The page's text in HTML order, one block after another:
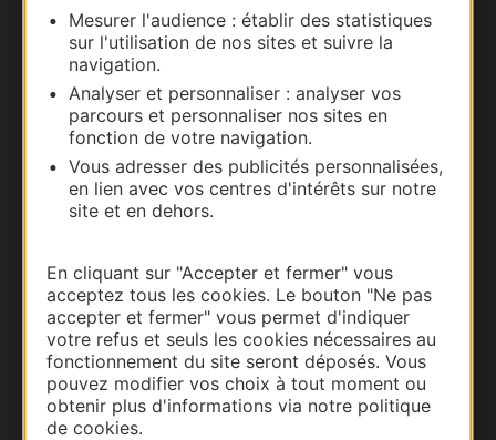
Mesurer l'audience : établir des statistiques
sur l'utilisation de nos sites et suivre la
navigation.
Analyser et personnaliser : analyser vos
parcours et personnaliser nos sites en
fonction de votre navigation.
Vous adresser des publicités personnalisées,
en lien avec vos centres d'intérêts sur notre
site et en dehors.
En cliquant sur "Accepter et fermer" vous
acceptez tous les cookies. Le bouton "Ne pas
accepter et fermer" vous permet d'indiquer
votre refus et seuls les cookies nécessaires au
fonctionnement du site seront déposés. Vous
pouvez modifier vos choix à tout moment ou
obtenir plus d'informations via notre politique
de cookies.
Nous contacter
Carte interactive
Documentation
Thermalisme
Business/Mice